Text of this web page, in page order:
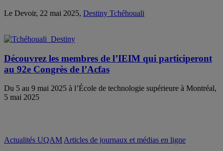
Le Devoir, 22 mai 2025, Destiny Tchéhouali
Découvrez les membres de l’IEIM qui participeront
au 92e Congrès de l’Acfas
Du 5 au 9 mai 2025 à l’École de technologie supérieure à Montréal,
5 mai 2025
Actualités UQAM Articles de journaux et médias en ligne